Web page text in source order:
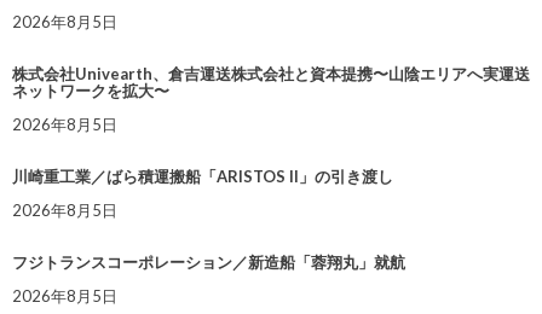
2026年8月5日
株式会社Univearth、倉吉運送株式会社と資本提携〜山陰エリアへ実運送
ネットワークを拡大〜
2026年8月5日
川崎重工業／ばら積運搬船「ARISTOS II」の引き渡し
2026年8月5日
フジトランスコーポレーション／新造船「蓉翔丸」就航
2026年8月5日